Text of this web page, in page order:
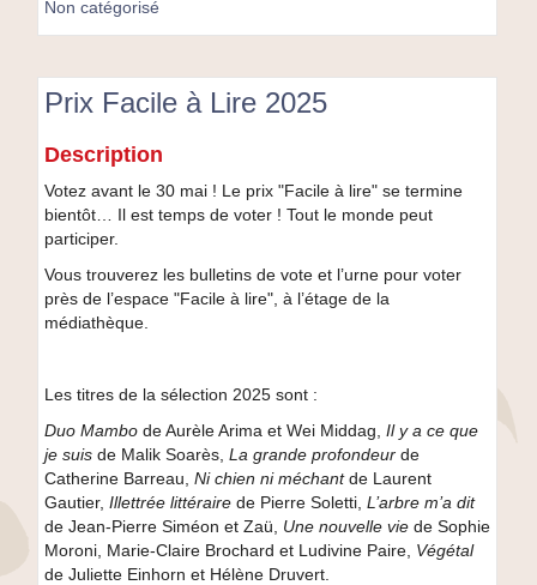
Non catégorisé
Prix Facile à Lire 2025
Facile
à
Lire
2025
Description
Votez avant le 30 mai ! Le prix "Facile à lire" se termine
bientôt… Il est temps de voter ! Tout le monde peut
participer.
Vous trouverez les bulletins de vote et l’urne pour voter
près de l’espace "Facile à lire", à l’étage de la
médiathèque.
Les titres de la sélection 2025 sont :
Duo Mambode Aurèle Arima et Wei Middag, Il y a ce que
je suisde Malik Soarès, La grande profondeurde
Catherine Barreau, Ni chien ni méchantde Laurent
Gautier, Illettrée littérairede Pierre Soletti, L’arbre m’a dit
de Jean-Pierre Siméon et Zaü, Une nouvelle viede Sophie
Moroni, Marie-Claire Brochard et Ludivine Paire, Végétal
de Juliette Einhorn et Hélène Druvert.